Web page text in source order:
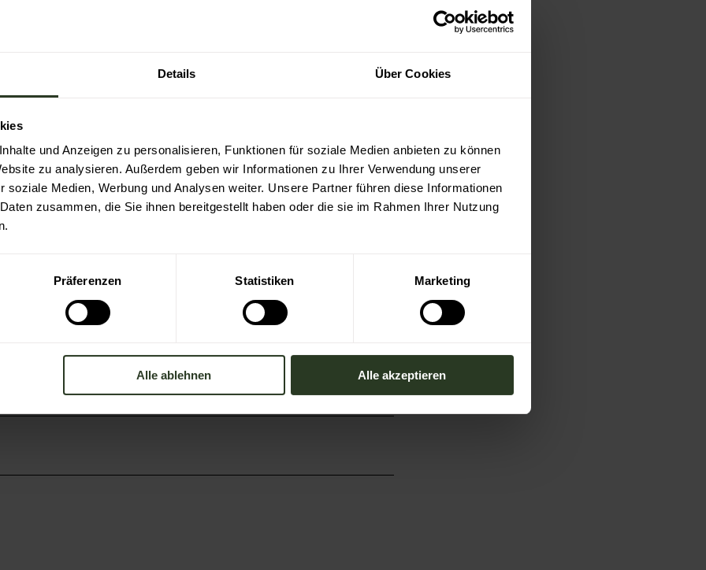
Details Über Cookies
und Anzeigen zu personalisieren, Funktionen für soziale Medien anbieten zu können
zu analysieren. Außerdem geben wir Informationen zu Ihrer Verwendung unserer
soziale Medien, Werbung und Analysen weiter. Unsere Partner führen diese Informationen
zusammen, die Sie ihnen bereitgestellt haben oder die sie im Rahmen Ihrer Nutzung
Präferenzen Statistiken Marketing
Alle ablehnen Alle akzeptieren
4,00 €
Azubis, FÖJ, FSJ bis 27 Jahre,
kostenlos
Mit der KONUS-Gästekarte ist die Fahrt zurück zum